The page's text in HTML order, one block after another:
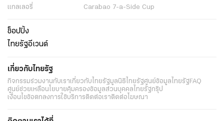
แกลเลอรี่
Carabao 7-a-Side Cup
ช็อปปิ้ง
ไทยรัฐอีเวนต์
เกี่ยวกับไทยรัฐ
กิจกรรมร่วมงานกับเราเกี่ยวกับไทยรัฐมูลนิธิไทยรัฐศูนย์ข้อมูลไทยรัฐ FAQ
ศูนย์ช่วยเหลือนโยบายคุ้มครองข้อมูลส่วนบุคคลไทยรัฐกรุ๊ป
เงื่อนไขข้อตกลงการใช้บริการติดต่อเราติดต่อโฆษณา